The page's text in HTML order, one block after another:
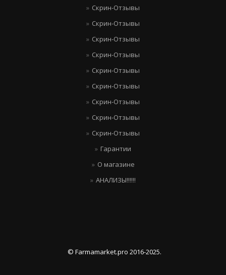
Скрин-Отзывы
Скрин-Отзывы
Скрин-Отзывы
Скрин-Отзывы
Скрин-Отзывы
Скрин-Отзывы
Скрин-Отзывы
Скрин-Отзывы
Скрин-Отзывы
Гарантии
О магазине
АНАЛИЗЫ!!!!!!
© Farmamarket.pro 2016-2025.